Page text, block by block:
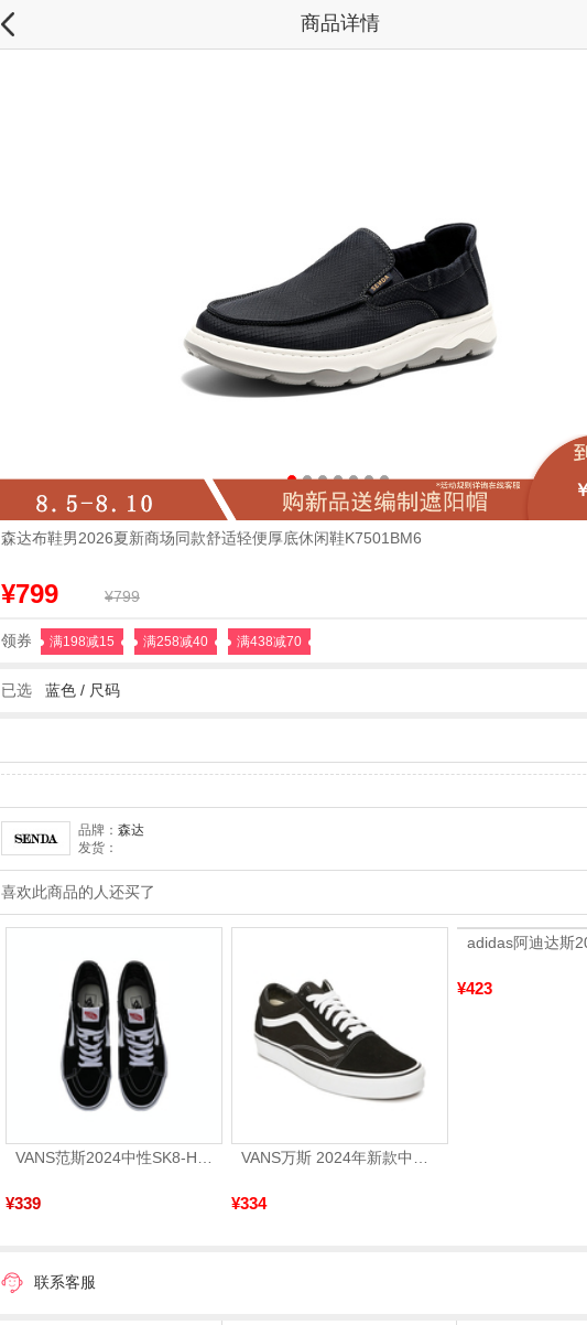
商品详情
森达布鞋男2026夏新商场同款舒适轻便厚底休闲鞋K7501BM6
¥799 ¥799
领券 满198减15 满258减40 满438减70
已选 蓝色 / 尺码
品牌： 森达
发货：
喜欢此商品的人还买了
VANS范斯2024中性SK8-HiCL帆布鞋/硫化鞋VN000D5IB8C
¥339
VANS万斯 2024年新款中性OldSkool帆布鞋/硫化鞋VN000D3HY28（延续款）
¥334
¥423
联系客服